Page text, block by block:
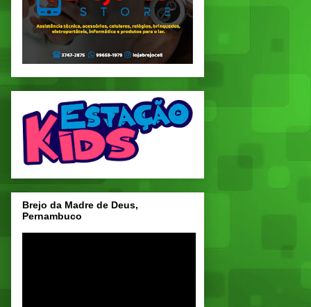
Brejo da Madre de Deus,
Pernambuco